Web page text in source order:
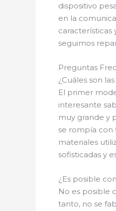
dispositivo
en la
características
seguimos
Preguntas
¿Cuáles son
El primer
interesante
muy grande y
se rompía con
materiales
sofisticadas y
¿Es posible
No es posible
tanto, no se